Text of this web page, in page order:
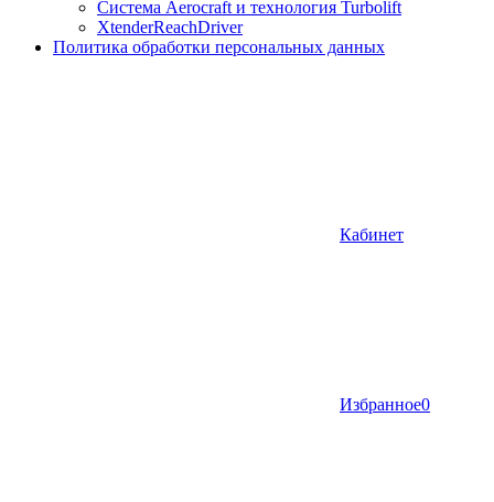
Cистема Aerocraft и технология Turbolift
XtenderReachDriver
Политика обработки персональных данных
Кабинет
Избранное0